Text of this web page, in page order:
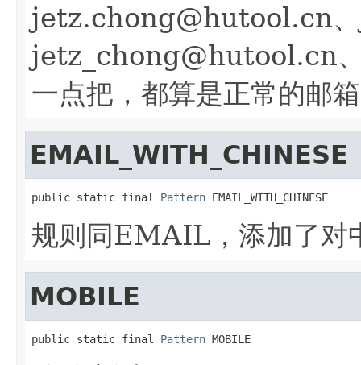
jetz.chong@hutool.cn
jetz_chong@hutool.cn
一点把，都算是正常的邮箱
EMAIL_WITH_CHINESE
public static final Pattern EMAIL_WITH_CHINESE
规则同EMAIL，添加了对
MOBILE
public static final Pattern MOBILE